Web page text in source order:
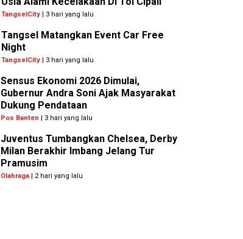
TangselCity| 3 hari yang lalu
Tangsel Matangkan Event Car Free
Night
TangselCity| 3 hari yang lalu
Sensus Ekonomi 2026 Dimulai,
Gubernur Andra Soni Ajak Masyarakat
Dukung Pendataan
Pos Banten | 3 hari yang lalu
Juventus Tumbangkan Chelsea, Derby
Milan Berakhir Imbang Jelang Tur
Pramusim
Olahraga | 2 hari yang lalu